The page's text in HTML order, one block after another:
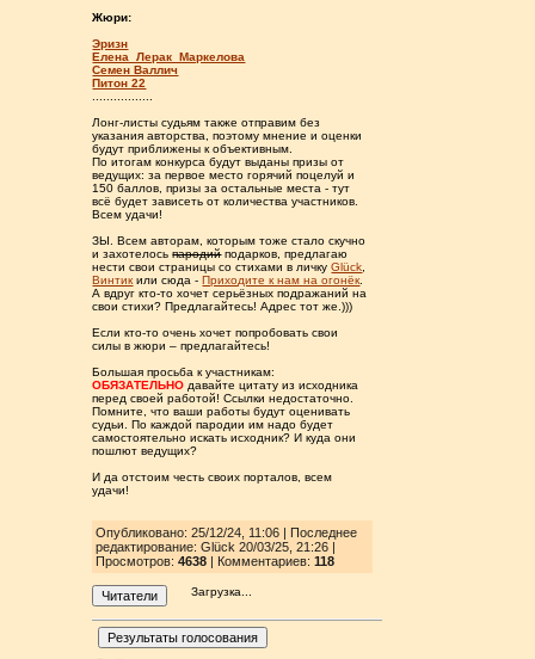
Жюри:
Эризн
Елена_Лерак_Маркелова
Семен Валлич
Питон 22
.................
Лонг-листы судьям также отправим без
указания авторства, поэтому мнение и оценки
будут приближены к объективным.
По итогам конкурса будут выданы призы от
ведущих: за первое место горячий поцелуй и
150 баллов, призы за остальные места - тут
всё будет зависеть от количества участников.
Всем удачи!
ЗЫ. Всем авторам, которым тоже стало скучно
и захотелосьпародийподарков, предлагаю
нести свои страницы со стихами в личкуGlück,
Винтикили сюда - Приходите к нам на огонёк.
А вдруг кто-то хочет серьёзных подражаний на
свои стихи? Предлагайтесь! Адрес тот же.)))
Если кто-то очень хочет попробовать свои
силы в жюри – предлагайтесь!
Большая просьба к участникам:
ОБЯЗАТЕЛЬНО давайте цитату из исходника
перед своей работой! Ссылки недостаточно.
Помните, что ваши работы будут оценивать
судьи. По каждой пародии им надо будет
самостоятельно искать исходник? И куда они
пошлют ведущих?
И да отстоим честь своих порталов, всем
удачи!
Опубликовано: 25/12/24, 11:06 | Последнее
редактирование: Glück 20/03/25, 21:26 |
Просмотров: 4638| Комментариев: 118
Читатели Загрузка...
Результаты голосования